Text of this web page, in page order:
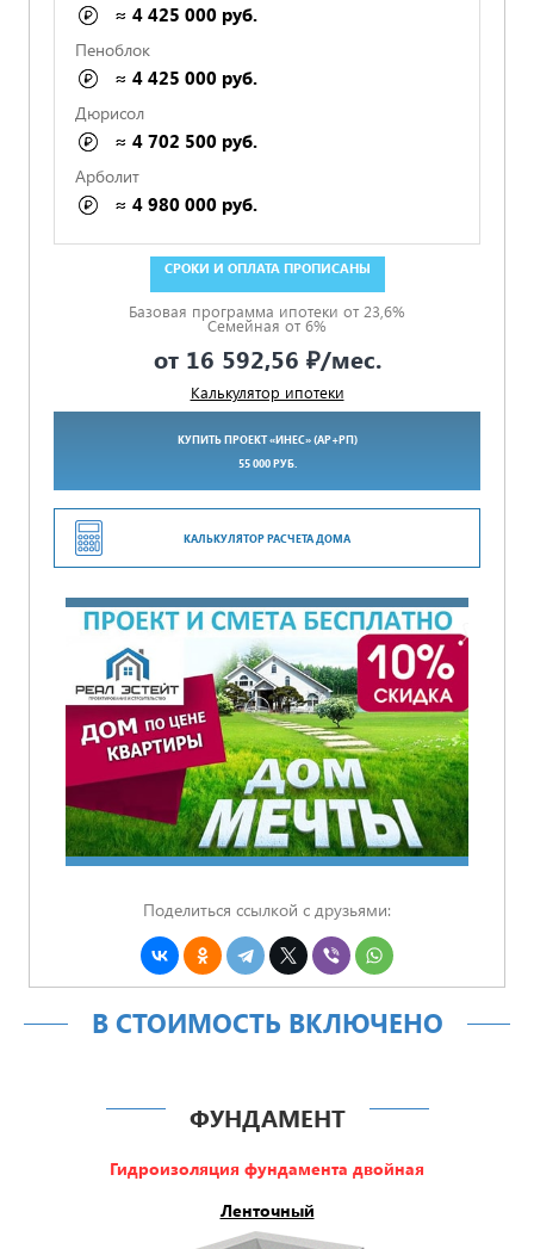
≈ 4 425 000 руб.
Пеноблок
≈ 4 425 000 руб.
Дюрисол
≈ 4 702 500 руб.
Арболит
≈ 4 980 000 руб.
ГАРАНТИЯ 5 ЛЕТ ПО ДОГОВОРУ
Базовая программа ипотеки от 23,6%
Семейная от 6%
от 16 592,56 ₽/мес.
Калькулятор ипотеки
КУПИТЬ ПРОЕКТ «ИНЕС» (АР+РП)
55 000 РУБ.
КАЛЬКУЛЯТОР РАСЧЕТА ДОМА
Поделиться ссылкой с друзьями:
В СТОИМОСТЬ ВКЛЮЧЕНО
ФУНДАМЕНТ
Гидроизоляция фундамента двойная
Ленточный